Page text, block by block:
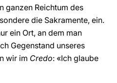
ganzen Reichtum des
die Sakramente, ein.
ein Ort, an dem man
Gegenstand unseres
wir im Credo: «Ich glaube